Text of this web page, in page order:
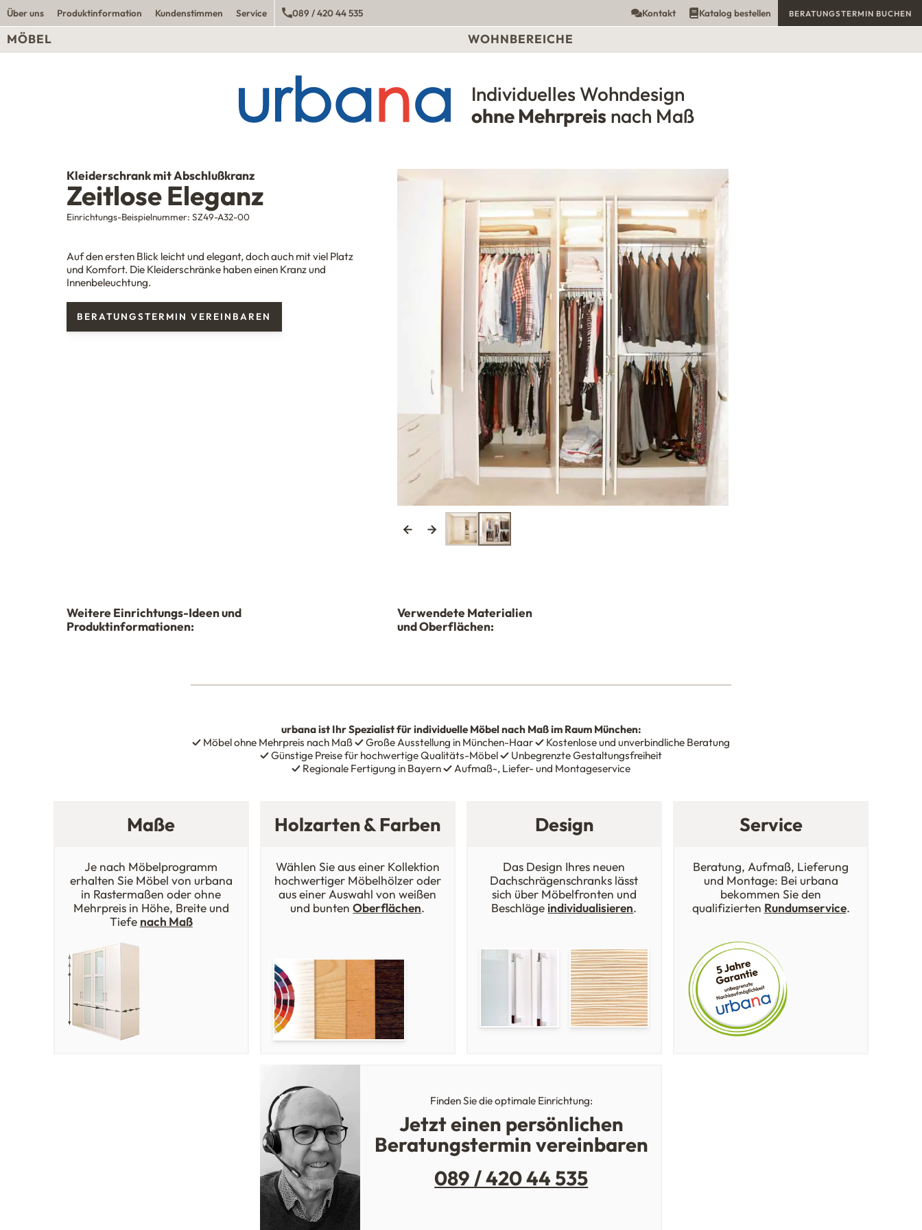
Urbana Möbel
Individuelles Wohndesign
ohne Mehrpreis nach Maß
Über uns Produktinformation Kundenstimmen Service 089 / 420 44 535 Kontakt Katalog bestellen BERATUNGSTERMIN BUCHEN
MÖBEL WOHNBEREICHE
Kleiderschrank mit Abschlußkranz
Zeitlose Eleganz
Einrichtungs-Beispielnummer: SZ49-A32-00
Auf den ersten Blick leicht und elegant, doch auch mit viel Platz
und Komfort. Die Kleiderschränke haben einen Kranz und
Innenbeleuchtung.
BERATUNGSTERMIN VEREINBAREN
Weitere Einrichtungs-Ideen und
Produktinformationen:
Verwendete Materialien
und Oberflächen:
urbanaist Ihr Spezialist für individuelle Möbel nach Maß im Raum München:
✓Möbel ohne Mehrpreis nach Maß✓Große Ausstellung in München-Haar✓Kostenlose und unverbindliche Beratung
✓Günstige Preise für hochwertige Qualitäts-Möbel✓Unbegrenzte Gestaltungsfreiheit
✓Regionale Fertigung in Bayern✓Aufmaß-, Liefer- und Montageservice
Maße
Je nach Möbelprogramm
erhalten Sie Möbel von urbana
in Rastermaßen oder ohne
Mehrpreis in Höhe, Breite und
Tiefe nach Maß
Holzarten & Farben
Wählen Sie aus einer Kollektion
hochwertiger Möbelhölzer oder
aus einer Auswahl von weißen
und buntenOberflächen.
Design
Das Design Ihres neuen
Dachschrägenschranks lässt
sich über Möbelfronten und
Beschläge individualisieren.
Service
Beratung, Aufmaß, Lieferung
und Montage: Bei urbana
bekommen Sie den
qualifizierten Rundumservice.
Finden Sie die optimale Einrichtung:
Jetzt einen persönlichen
Beratungstermin vereinbaren
089 / 420 44 535